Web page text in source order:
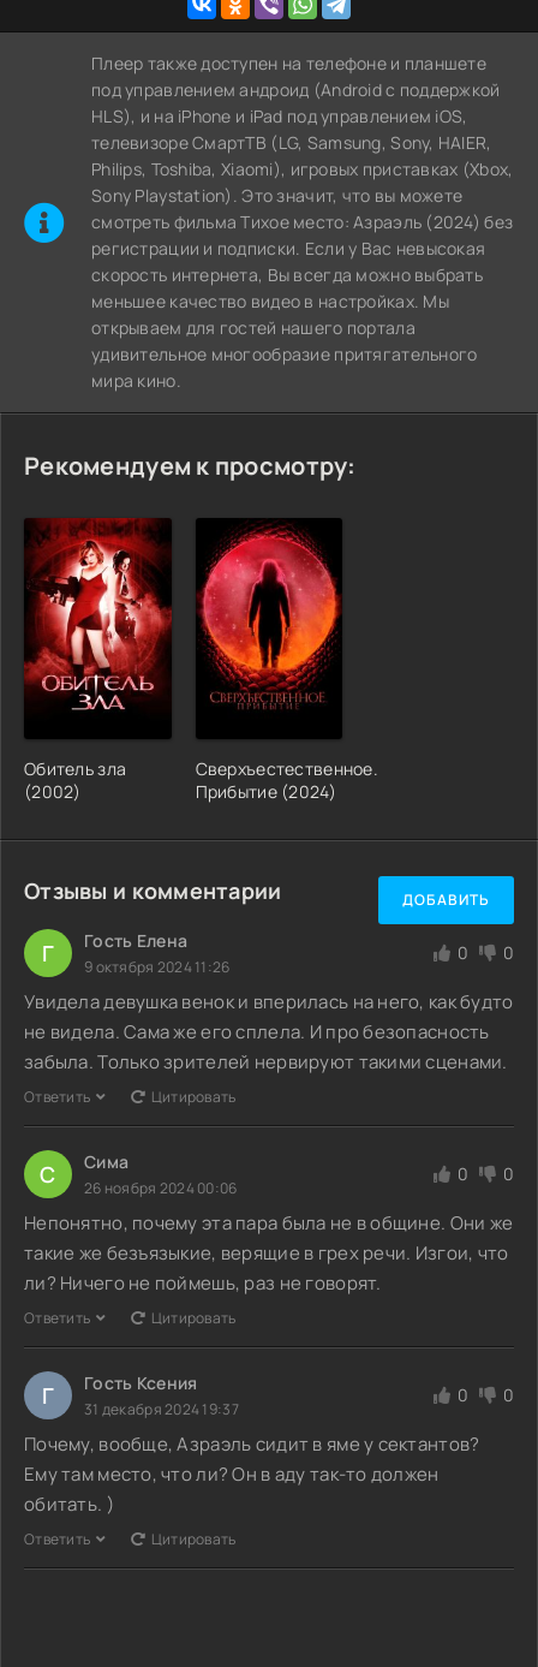
Плеер также доступен на телефоне и планшете
под управлением андроид (Android с поддержкой
HLS), и на iPhone и iPad под управлением iOS,
телевизоре СмартТВ (LG, Samsung, Sony, HAIER,
Philips, Toshiba, Xiaomi), игровых приставках (Xbox,
Sony Playstation). Это значит, что вы можете
cмотреть фильма Тихое место: Азраэль (2024) без
регистрации и подписки. Если у Вас невысокая
скорость интернета, Вы всегда можно выбрать
меньшее качество видео в настройках. Мы
открываем для гостей нашего портала
удивительное многообразие притягательного
мира кино.
Рекомендуем к просмотру:
Обитель зла
(2002)
Сверхъестественное.
Прибытие (2024)
Отзывы и комментарии ДОБАВИТЬ
Г Гость Елена
9 октября 2024 11:26
0 0
Увидела девушка венок и вперилась на него, как будто
не видела. Сама же его сплела. И про безопасность
забыла. Только зрителей нервируют такими сценами.
Ответить Цитировать
С Сима
26 ноября 2024 00:06
0 0
Непонятно, почему эта пара была не в общине. Они же
такие же безъязыкие, верящие в грех речи. Изгои, что
ли? Ничего не поймешь, раз не говорят.
Ответить Цитировать
Г Гость Ксения
31 декабря 2024 19:37
0 0
Почему, вообще, Азраэль сидит в яме у сектантов?
Ему там место, что ли? Он в аду так-то должен
обитать. )
Ответить Цитировать